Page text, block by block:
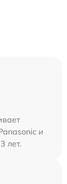
и
лет.